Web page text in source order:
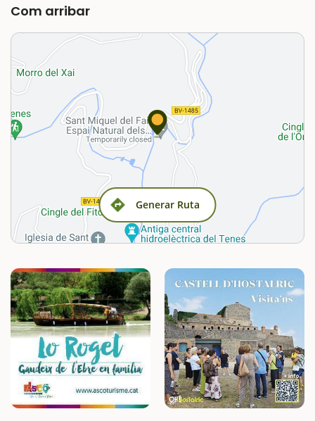
Com arribar
Generar Ruta